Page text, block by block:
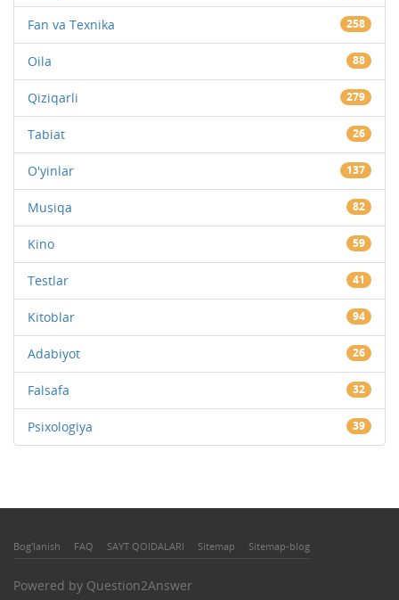
Fan va Texnika 258
Oila 88
Qiziqarli 279
Tabiat 26
O'yinlar 137
Musiqa 82
Kino 59
Testlar 41
Kitoblar 94
Adabiyot 26
Falsafa 32
Psixologiya 39
Bog'lanish FAQ SAYT QOIDALARI Sitemap Sitemap-blog
Powered by Question2Answer